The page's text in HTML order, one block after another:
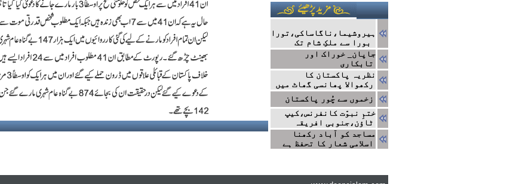
ہیروشیما،ناگاساکی،تورا
جاپان_ خوراک اور
تابکاری
نظریہ پاکستان کا
رکھوالا پھانسی گھاٹ میں
زخموں سے چُور پاکستان
ختمِ نبوّت کانفرنس،کیپ
ٹاؤن،جنوبی افریقہ
مساجد کو آباد رکھنا
اسلامی شعار کا تحفظ ہے